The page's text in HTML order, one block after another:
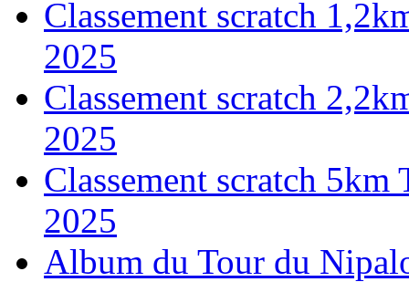
Classement scratch
2025
Classement scratch
2025
Classement scratch
2025
Album du Tour du